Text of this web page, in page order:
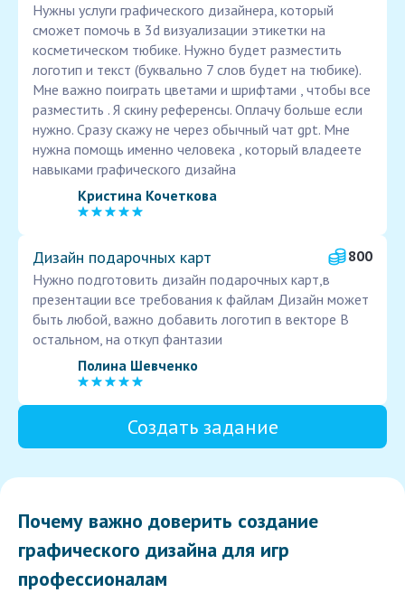
Нужны услуги графического дизайнера, который
сможет помочь в 3d визуализации этикетки на
косметическом тюбике. Нужно будет разместить
логотип и текст (буквально 7 слов будет на тюбике).
Мне важно поиграть цветами и шрифтами , чтобы все
разместить . Я скину референсы. Оплачу больше если
нужно. Сразу скажу не через обычный чат gpt. Мне
нужна помощь именно человека , который владеете
навыками графического дизайна
Кристина Кочеткова
Дизайн подарочных карт
800
Нужно подготовить дизайн подарочных карт,в
презентации все требования к файлам Дизайн может
быть любой, важно добавить логотип в векторе В
остальном, на откуп фантазии
Полина Шевченко
Создать задание
Почему важно доверить создание
графического дизайна для игр
профессионалам